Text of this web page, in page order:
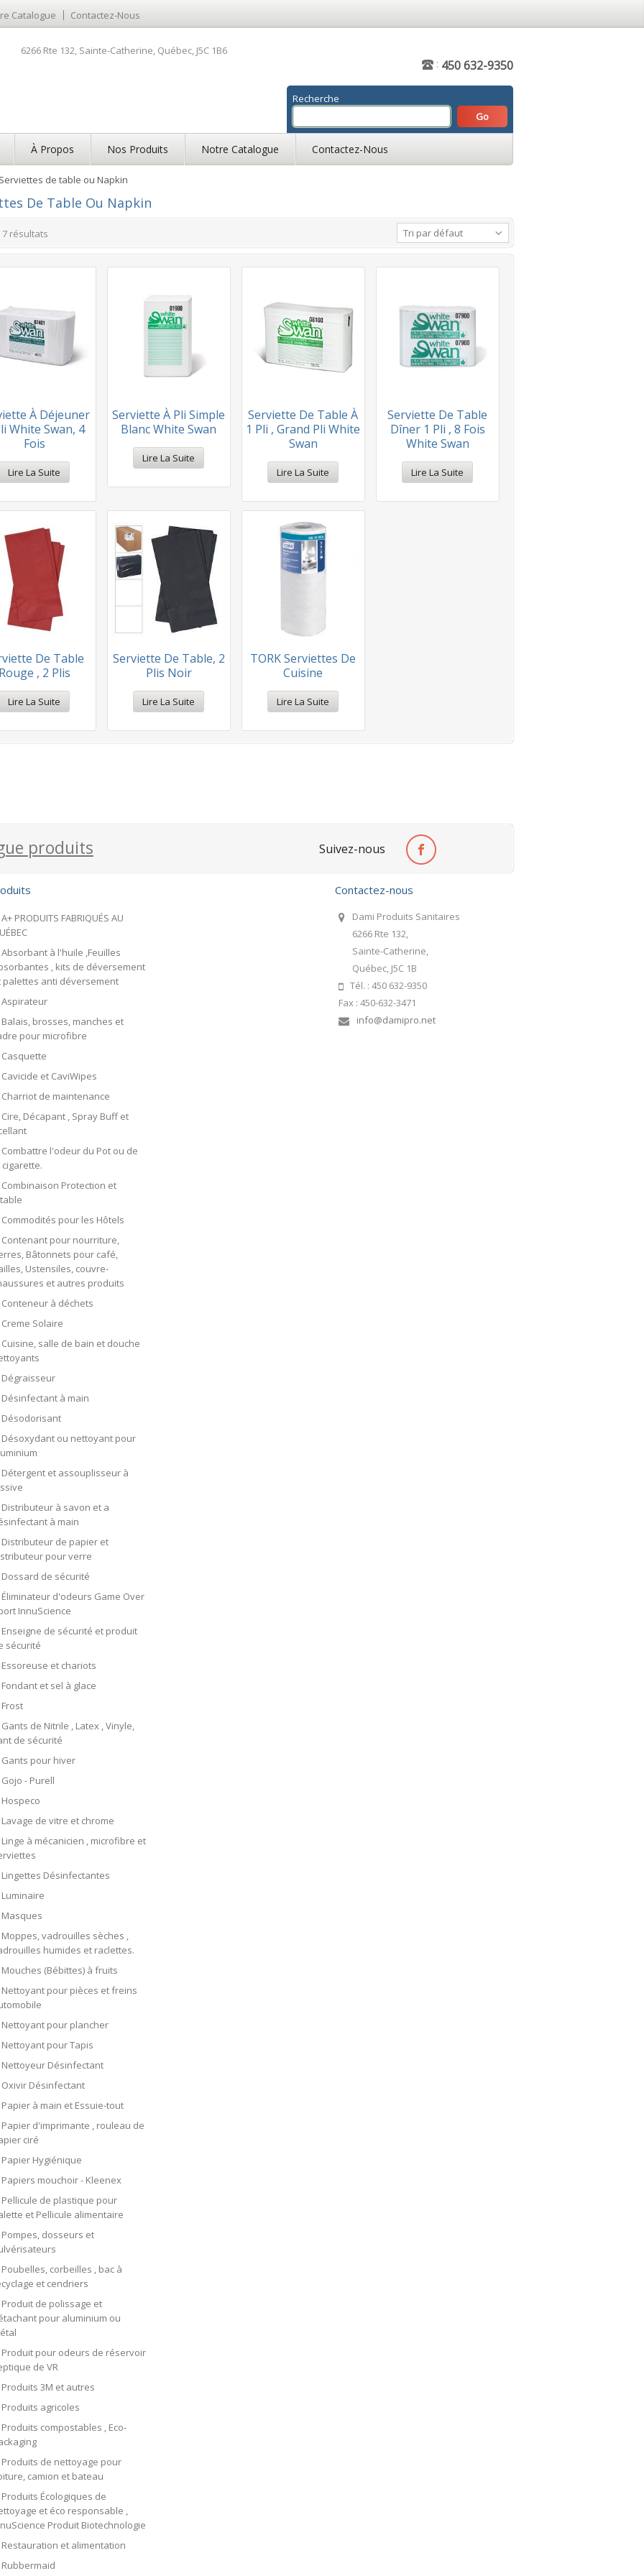
Catalogue Contactez-Nous
6266 Rte 132, Sainte-Catherine, Québec, J5C 1B6
: 450 632-9350
Recherche
À Propos Nos Produits Notre Catalogue Contactez-Nous
de table ou Napkin
De Table Ou Napkin
Tri par défaut
7 résultats
À Déjeuner
White Swan, 4
Fois
Lire La Suite
Serviette À Pli Simple
Blanc White Swan
Lire La Suite
Serviette De Table À
1 Pli , Grand Pli White
Swan
Lire La Suite
Serviette De Table
Dîner 1 Pli , 8 Fois
White Swan
Lire La Suite
De Table
Rouge , 2 Plis
Lire La Suite
Serviette De Table, 2
Plis Noir
Lire La Suite
TORK Serviettes De
Cuisine
Lire La Suite
produits Suivez-nous
facebook
A+ PRODUITS FABRIQUÉS AU
Absorbant à l'huile ,Feuilles
, kits de déversement
palettes anti déversement
Aspirateur
Balais, brosses, manches et
pour microfibre
Casquette
Cavicide et CaviWipes
Charriot de maintenance
Cire, Décapant , Spray Buff et
Combattre l'odeur du Pot ou de
cigarette.
Combinaison Protection et
Commodités pour les Hôtels
Contenant pour nourriture,
Bâtonnets pour café,
Ustensiles, couvre-
et autres produits
Conteneur à déchets
Creme Solaire
Cuisine, salle de bain et douche
Dégraisseur
Désinfectant à main
Désodorisant
Désoxydant ou nettoyant pour
Détergent et assouplisseur à
Distributeur à savon et a
à main
Distributeur de papier et
pour verre
Dossard de sécurité
Éliminateur d'odeurs Game Over
InnuScience
Enseigne de sécurité et produit
sécurité
Essoreuse et chariots
Fondant et sel à glace
Frost
Gants de Nitrile , Latex , Vinyle,
de sécurité
Gants pour hiver
Gojo - Purell
Hospeco
Lavage de vitre et chrome
Linge à mécanicien , microfibre et
Lingettes Désinfectantes
Luminaire
Masques
Moppes, vadrouilles sèches ,
humides et raclettes.
Mouches (Bébittes) à fruits
Nettoyant pour pièces et freins
Nettoyant pour plancher
Nettoyant pour Tapis
Nettoyeur Désinfectant
Oxivir Désinfectant
Papier à main et Essuie-tout
Papier d'imprimante , rouleau de
ciré
Papier Hygiénique
Papiers mouchoir - Kleenex
Pellicule de plastique pour
et Pellicule alimentaire
Pompes, dosseurs et
Poubelles, corbeilles , bac à
et cendriers
Produit de polissage et
pour aluminium ou
Produit pour odeurs de réservoir
de VR
Produits 3M et autres
Produits agricoles
Produits compostables , Eco-
Produits de nettoyage pour
camion et bateau
Produits Écologiques de
et éco responsable ,
Produit Biotechnologie
Restauration et alimentation
Rubbermaid
Contactez-nous
Dami Produits Sanitaires
6266 Rte 132,
Sainte-Catherine,
Québec, J5C 1B
Tél. : 450 632-9350
Fax : 450-632-3471
info@damipro.net